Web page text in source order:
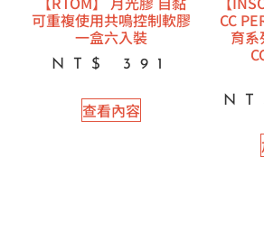
可重複使用共鳴控制軟膠
一盒六入裝
NT$ 391
查看內容
CC
育